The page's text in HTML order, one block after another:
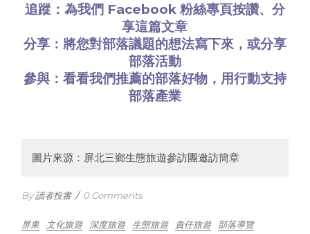
追蹤：為我們 Facebook 粉絲專頁按讚、分
享這篇文章
分享：將您對部落議題的想法寫下來，或分享
部落活動
參與：看看我們推薦的部落好物，用行動支持
部落產業
圖片來源：屏北三鄉生態旅遊參訪團邀訪簡章
By 讀者投書 / 0 Comments
屏東 文化旅遊 深度旅遊 生態旅遊 責任旅遊
部落導覽